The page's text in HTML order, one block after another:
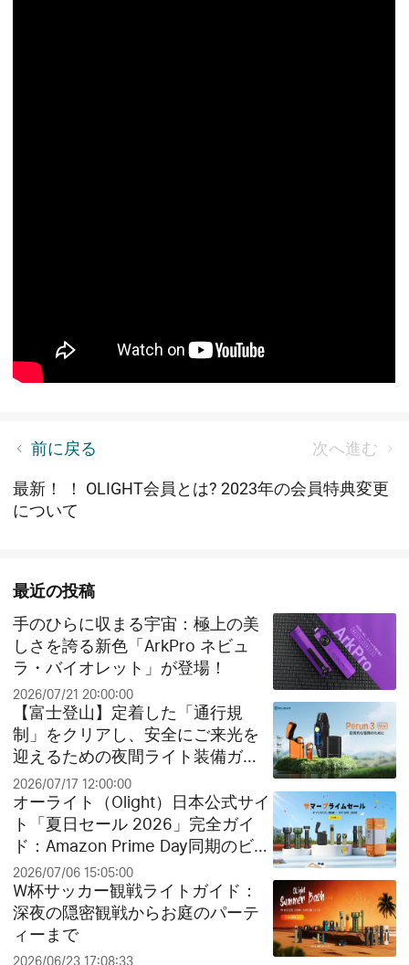
前に戻る 次へ進む
今なら間に合う！O Fan Day感謝祭特典一覧
最新！ ！ OLIGHT会員とは? 2023年の会員特典変更
について
最近の投稿
手のひらに収まる宇宙：極上の美
しさを誇る新色「ArkPro ネビュ
ラ・バイオレット」が登場！
2026/07/21 20:00:00
【富士登山】定着した「通行規
制」をクリアし、安全にご来光を
迎えるための夜間ライト装備ガイ
ド
2026/07/17 12:00:00
オーライト（Olight）日本公式サイ
ト「夏日セール 2026」完全ガイ
ド：Amazon Prime Day同期のビッ
グセールとお得なクリアランス祭
り！
2026/07/06 15:05:00
W杯サッカー観戦ライトガイド：
深夜の隠密観戦からお庭のパーテ
ィーまで
2026/06/23 17:08:33